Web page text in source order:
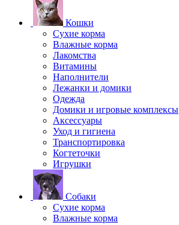
Кошки
Сухие корма
Влажные корма
Лакомства
Витамины
Наполнители
Лежанки и домики
Одежда
Домики и игровые комплексы
Аксессуары
Уход и гигиена
Транспортировка
Когтеточки
Игрушки
Собаки
Сухие корма
Влажные корма